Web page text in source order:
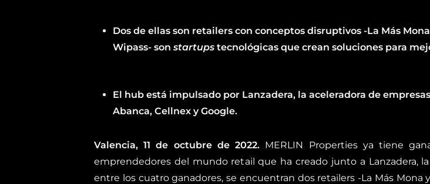
Dos de ellas son retailers con conceptos disruptivos -La Más
Wipass- son startups tecnológicas que crean soluciones para
El hub está impulsado por Lanzadera, la aceleradora de
Abanca, Cellnex y Google.
Valencia, 11 de octubre de 2022. MERLIN Properties ya tiene
emprendedores del mundo retail que ha creado junto a Lanzadera,
entre los cuatro ganadores, se encuentran dos retailers -La Más